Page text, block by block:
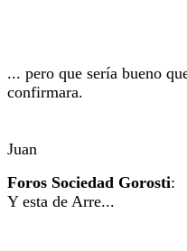
... pero que sería bueno
confirmara.
Juan
Foros Sociedad Gorosti:
Y esta de Arre...